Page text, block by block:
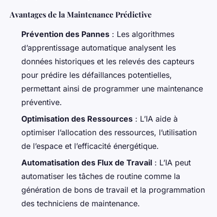
Avantages de la Maintenance Prédictive
Prévention des Pannes : Les algorithmes
d’apprentissage automatique analysent les
données historiques et les relevés des capteurs
pour prédire les défaillances potentielles,
permettant ainsi de programmer une maintenance
préventive.
Optimisation des Ressources : L’IA aide à
optimiser l’allocation des ressources, l’utilisation
de l’espace et l’efficacité énergétique.
Automatisation des Flux de Travail : L’IA peut
automatiser les tâches de routine comme la
génération de bons de travail et la programmation
des techniciens de maintenance.